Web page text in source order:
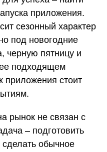
приложения.
сезонный характер
под новогодние
черную пятницу и
подходящем
приложения стоит
рынок не связан с
– подготовить
сделать обычное